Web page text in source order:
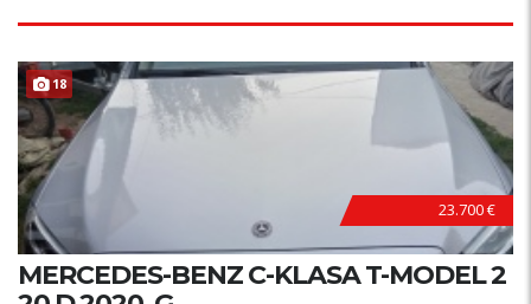
18
23.700 €
MERCEDES-BENZ C-KLASA T-MODEL 2